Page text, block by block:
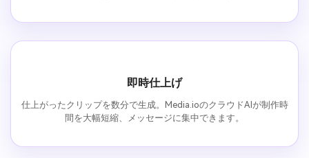
即時仕上げ
仕上がったクリップを数分で生成。Media.ioのクラウドAIが制作時
間を大幅短縮、メッセージに集中できます。